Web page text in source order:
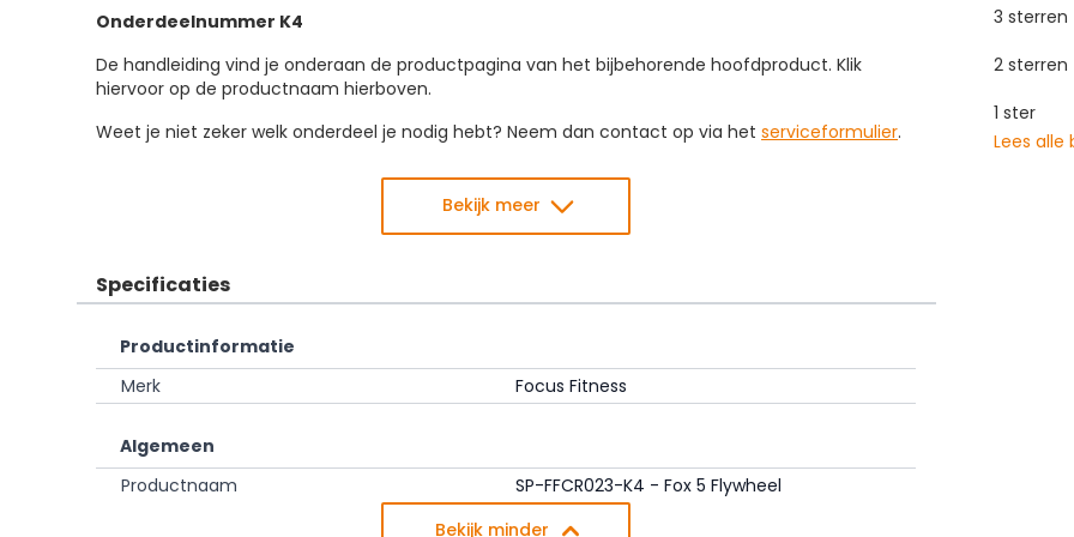
Onderdeelnummer K4
De handleiding vind je onderaan de productpagina van het bijbehorende hoofdproduct. Klik
hiervoor op de productnaam hierboven.
Weet je niet zeker welk onderdeel je nodig hebt? Neem dan contact op via het serviceformulier.
Bekijk meer
Specificaties
Productinformatie
Merk
Focus Fitness
Algemeen
Productnaam
SP-FFCR023-K4 - Fox 5 Flywheel
Bekijk minder
3 sterren
2 sterren
1 ster
Lees alle